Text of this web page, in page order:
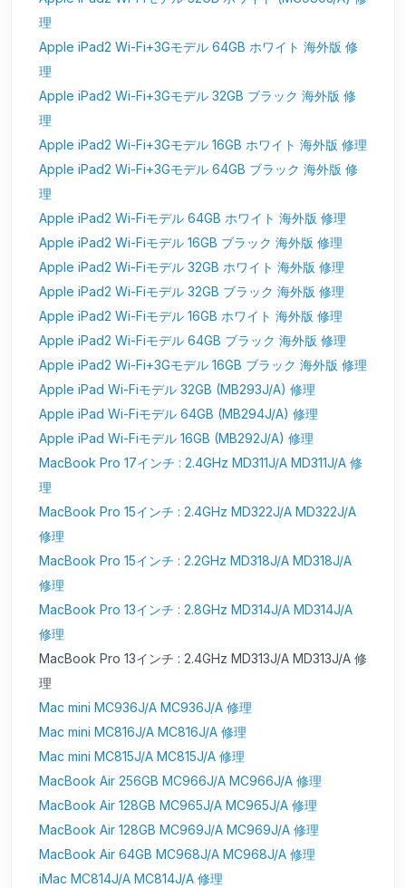
理
Apple iPad2 Wi-Fi+3Gモデル 64GB ホワイト 海外版 修
理
Apple iPad2 Wi-Fi+3Gモデル 32GB ブラック 海外版 修
理
Apple iPad2 Wi-Fi+3Gモデル 16GB ホワイト 海外版 修理
Apple iPad2 Wi-Fi+3Gモデル 64GB ブラック 海外版 修
理
Apple iPad2 Wi-Fiモデル 64GB ホワイト 海外版 修理
Apple iPad2 Wi-Fiモデル 16GB ブラック 海外版 修理
Apple iPad2 Wi-Fiモデル 32GB ホワイト 海外版 修理
Apple iPad2 Wi-Fiモデル 32GB ブラック 海外版 修理
Apple iPad2 Wi-Fiモデル 16GB ホワイト 海外版 修理
Apple iPad2 Wi-Fiモデル 64GB ブラック 海外版 修理
Apple iPad2 Wi-Fi+3Gモデル 16GB ブラック 海外版 修理
Apple iPad Wi-Fiモデル 32GB (MB293J/A) 修理
Apple iPad Wi-Fiモデル 64GB (MB294J/A) 修理
Apple iPad Wi-Fiモデル 16GB (MB292J/A) 修理
MacBook Pro 17インチ : 2.4GHz MD311J/A MD311J/A 修
理
MacBook Pro 15インチ : 2.4GHz MD322J/A MD322J/A
修理
MacBook Pro 15インチ : 2.2GHz MD318J/A MD318J/A
修理
MacBook Pro 13インチ : 2.8GHz MD314J/A MD314J/A
修理
MacBook Pro 13インチ : 2.4GHz MD313J/A MD313J/A 修
理
Mac mini MC936J/A MC936J/A 修理
Mac mini MC816J/A MC816J/A 修理
Mac mini MC815J/A MC815J/A 修理
MacBook Air 256GB MC966J/A MC966J/A 修理
MacBook Air 128GB MC965J/A MC965J/A 修理
MacBook Air 128GB MC969J/A MC969J/A 修理
MacBook Air 64GB MC968J/A MC968J/A 修理
iMac MC814J/A MC814J/A 修理